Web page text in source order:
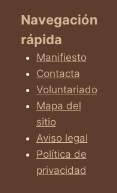
Navegación
rápida
Manifiesto
Contacta
Voluntariado
Mapa del
sitio
Aviso legal
Política de
privacidad